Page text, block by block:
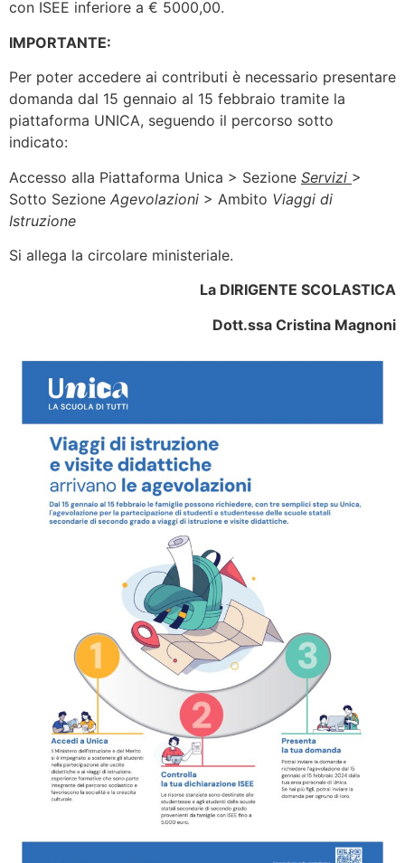
con ISEE inferiore a € 5000,00.
IMPORTANTE:
Per poter accedere ai contributi è necessario presentare
domanda dal 15 gennaio al 15 febbraio tramite la
piattaforma UNICA, seguendo il percorso sotto
indicato:
Accesso alla Piattaforma Unica > Sezione Servizi >
Sotto Sezione Agevolazioni > Ambito Viaggi di
Istruzione
Si allega la circolare ministeriale.
La DIRIGENTE SCOLASTICA
Dott.ssa Cristina Magnoni